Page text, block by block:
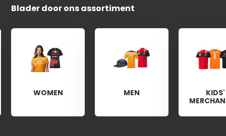
Blader door ons assortiment
WOMEN MEN
KIDS'